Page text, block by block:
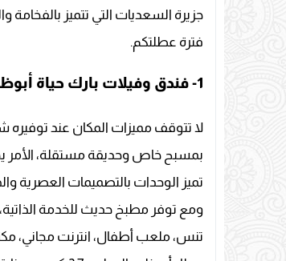
جزيرة السعديات التي تتميز بالفخامة
فترة عطلتكم.
1- فندق وفيلات بارك حياة أبوظبي
لا تتوقف مميزات المكان عند توفيره
بمسبح خاص وحديقة مستقلة، الأمر
تميز الوحدات بالتصميمات العصرية
ومع توفر مطبخ حديث للخدمة